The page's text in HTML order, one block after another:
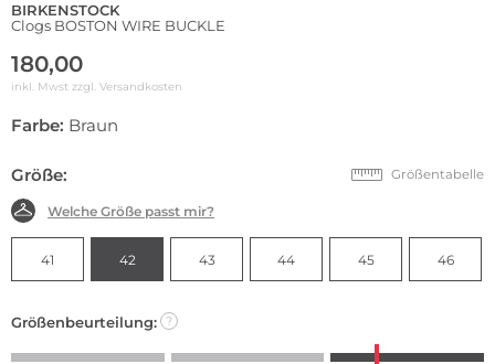
BIRKENSTOCK
Clogs BOSTON WIRE BUCKLE
180,00
inkl. Mwst zzgl. Versandkosten
Farbe: Braun
Größe: Größentabelle
Welche Größe passt mir?
41 42 43 44 45 46
Größenbeurteilung: ?